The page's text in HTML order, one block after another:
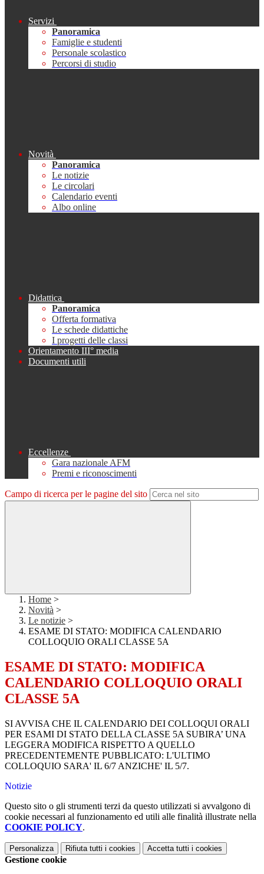
Servizi
Panoramica
Famiglie e studenti
Personale scolastico
Percorsi di studio
Novità
Panoramica
Le notizie
Le circolari
Calendario eventi
Albo online
Didattica
Panoramica
Offerta formativa
Le schede didattiche
I progetti delle classi
Orientamento III° media
Documenti utili
Eccellenze
Gara nazionale AFM
Premi e riconoscimenti
Campo di ricerca per le pagine del sito
Home >
Novità >
Le notizie >
ESAME DI STATO: MODIFICA CALENDARIO
COLLOQUIO ORALI CLASSE 5A
ESAME DI STATO: MODIFICA
CALENDARIO COLLOQUIO ORALI
CLASSE 5A
SI AVVISA CHE IL CALENDARIO DEI COLLOQUI ORALI
PER ESAMI DI STATO DELLA CLASSE 5A SUBIRA’ UNA
LEGGERA MODIFICA RISPETTO A QUELLO
PRECEDENTEMENTE PUBBLICATO: L'ULTIMO
COLLOQUIO SARA' IL 6/7 ANZICHE' IL 5/7.
Notizie
Questo sito o gli strumenti terzi da questo utilizzati si avvalgono di
cookie necessari al funzionamento ed utili alle finalità illustrate nella
COOKIE POLICY.
Personalizza Rifiuta tutti i cookies Accetta tutti i cookies
Gestione cookie